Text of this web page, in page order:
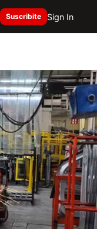
Suscribite Sign In